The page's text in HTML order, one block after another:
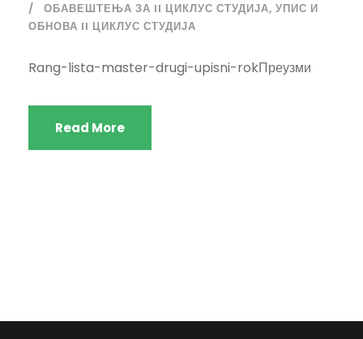
ОБАВЕШТЕЊА ЗА II ЦИКЛУС СТУДИЈА, УПИС И
ОБНОВА II ЦИКЛУС СТУДИЈА
Rang-lista-master-drugi-upisni-rokПреузми
Read More